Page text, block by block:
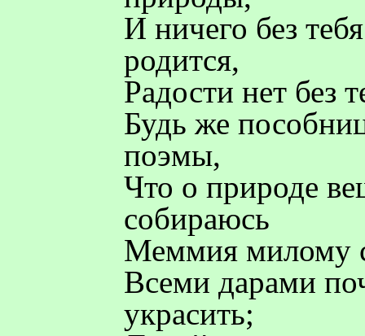
И ничего без
родится,
Радости нет без
Будь же
поэмы,
Что о природе
собираюсь
Меммия милому
Всеми дарами
украсить;